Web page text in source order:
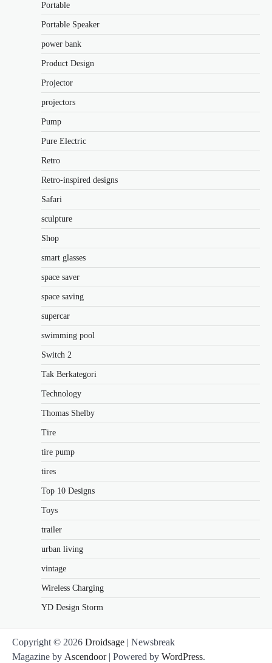
Portable
Portable Speaker
power bank
Product Design
Projector
projectors
Pump
Pure Electric
Retro
Retro-inspired designs
Safari
sculpture
Shop
smart glasses
space saver
space saving
supercar
swimming pool
Switch 2
Tak Berkategori
Technology
Thomas Shelby
Tire
tire pump
tires
Top 10 Designs
Toys
trailer
urban living
vintage
Wireless Charging
YD Design Storm
Copyright © 2026 Droidsage | Newsbreak
Magazine by Ascendoor| Powered by WordPress.